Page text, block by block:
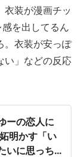
衣装が漫画チッ
を出してるん
。衣装が安っぽ
い」などの反応
ーの恋人に
明かす「い
いに思っち